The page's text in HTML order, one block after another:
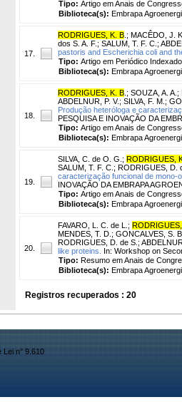
Tipo: Artigo em Anais de
Biblioteca(s): Embrapa
17.
RODRIGUES, K. B ; MACÊDO, J.
dos S. A. F. ; SALUM, T. F. C. ;
pastoris and Escherichia coli and
Tipo: Artigo em Periódico Indexado
Biblioteca(s): Embrapa
18.
RODRIGUES, K. B ; SOUZA, A. A. ;
ABDELNUR, P. V.; SILVA, F. M. ;
Produção heteróloga e
PESQUISA E INOVAÇÃO DA
Tipo: Artigo em Anais de
Biblioteca(s): Embrapa
19.
SILVA, C. de O. G. ; RODRIGUES,
SALUM, T. F. C. ; RODRIGUES, D.
caracterização funcional de
INOVAÇÃO DA EMBRAPA
Tipo: Artigo em Anais de
Biblioteca(s): Embrapa
20.
FAVARO, L. C. de L. ;
MENDES, T. D. ; GONCALVES, S.
RODRIGUES, D. de S. ;
like proteins.
In: Workshop on
Tipo: Resumo em Anais de
Biblioteca(s): Embrapa
Registros recuperados : 20
n° 9.610